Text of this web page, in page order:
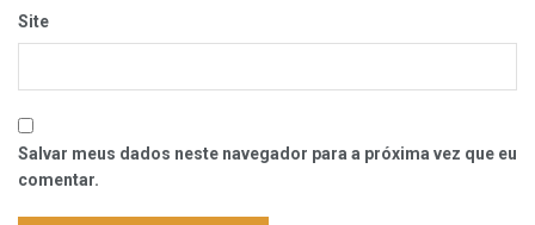
Site
Salvar meus dados neste navegador para a próxima vez que eu
comentar.